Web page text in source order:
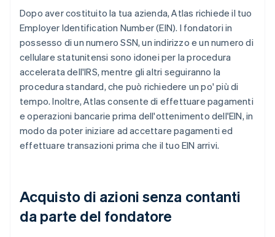
Dopo aver costituito la tua azienda, Atlas richiede il tuo
Employer Identification Number (EIN). I fondatori in
possesso di un numero SSN, un indirizzo e un numero di
cellulare statunitensi sono idonei per la procedura
accelerata dell'IRS, mentre gli altri seguiranno la
procedura standard, che può richiedere un po' più di
tempo. Inoltre, Atlas consente di effettuare pagamenti
e operazioni bancarie prima dell'ottenimento dell'EIN, in
modo da poter iniziare ad accettare pagamenti ed
effettuare transazioni prima che il tuo EIN arrivi.
Acquisto di azioni senza contanti
da parte del fondatore